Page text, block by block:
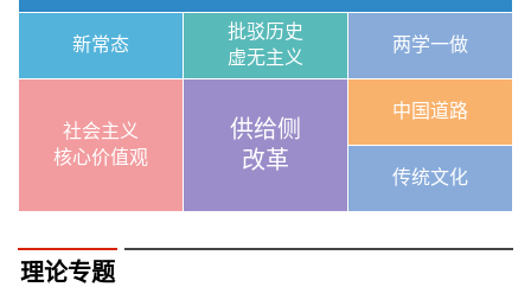
新常态
批驳历史
虚无主义
两学一做
社会主义
核心价值观
供给侧
改革
中国道路
传统文化
理论专题